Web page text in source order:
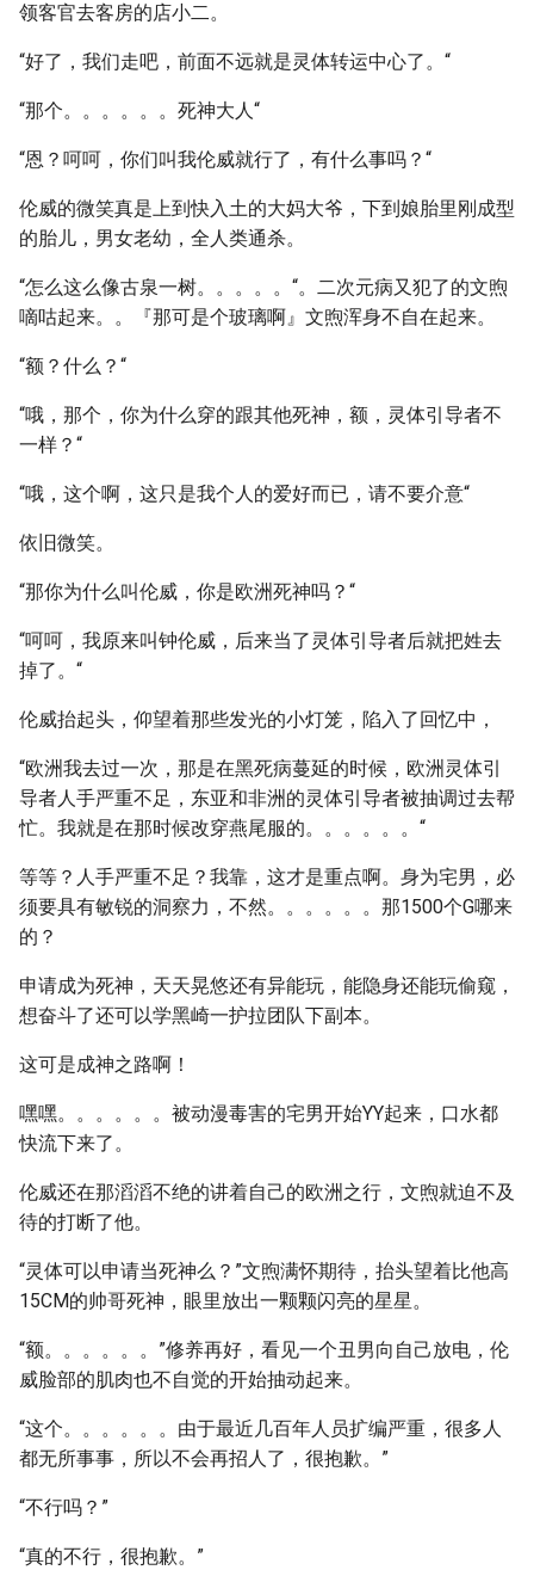
领客官去客房的店小二。
“好了，我们走吧，前面不远就是灵体转运中心了。“
“那个。。。。。。死神大人“
“恩？呵呵，你们叫我伦威就行了，有什么事吗？“
伦威的微笑真是上到快入土的大妈大爷，下到娘胎里刚成型
的胎儿，男女老幼，全人类通杀。
“怎么这么像古泉一树。。。。。“。二次元病又犯了的文煦
嘀咕起来。。『那可是个玻璃啊』文煦浑身不自在起来。
“额？什么？“
“哦，那个，你为什么穿的跟其他死神，额，灵体引导者不
一样？“
“哦，这个啊，这只是我个人的爱好而已，请不要介意“
依旧微笑。
“那你为什么叫伦威，你是欧洲死神吗？“
“呵呵，我原来叫钟伦威，后来当了灵体引导者后就把姓去
掉了。“
伦威抬起头，仰望着那些发光的小灯笼，陷入了回忆中，
“欧洲我去过一次，那是在黑死病蔓延的时候，欧洲灵体引
导者人手严重不足，东亚和非洲的灵体引导者被抽调过去帮
忙。我就是在那时候改穿燕尾服的。。。。。。“
等等？人手严重不足？我靠，这才是重点啊。身为宅男，必
须要具有敏锐的洞察力，不然。。。。。。那1500个G哪来
的？
申请成为死神，天天晃悠还有异能玩，能隐身还能玩偷窥，
想奋斗了还可以学黑崎一护拉团队下副本。
这可是成神之路啊！
嘿嘿。。。。。。被动漫毒害的宅男开始YY起来，口水都
快流下来了。
伦威还在那滔滔不绝的讲着自己的欧洲之行，文煦就迫不及
待的打断了他。
“灵体可以申请当死神么？”文煦满怀期待，抬头望着比他高
15CM的帅哥死神，眼里放出一颗颗闪亮的星星。
“额。。。。。。”修养再好，看见一个丑男向自己放电，伦
威脸部的肌肉也不自觉的开始抽动起来。
“这个。。。。。。由于最近几百年人员扩编严重，很多人
都无所事事，所以不会再招人了，很抱歉。”
“不行吗？”
“真的不行，很抱歉。”